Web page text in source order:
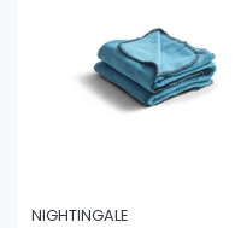
NIGHTINGALE